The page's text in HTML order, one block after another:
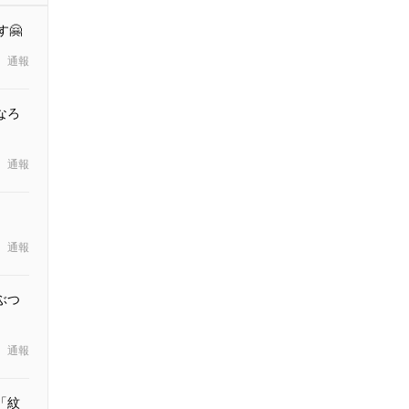
🤗
通報
ろ
通報
通報
つ
通報
紋